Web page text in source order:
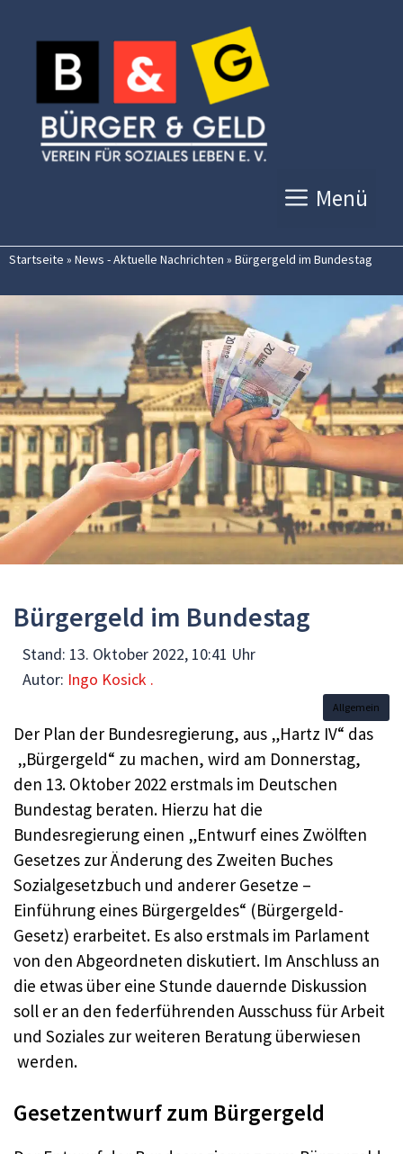
Inhalt
springen
Menü
Startseite » News - Aktuelle Nachrichten » Bürgergeld im Bundestag
Bürgergeld im Bundestag
Stand: 13. Oktober 2022, 10:41 Uhr
Autor: Ingo Kosick .
Allgemein
Der Plan der Bundesregierung, aus „Hartz IV“ das
„Bürgergeld“ zu machen, wird am Donnerstag,
den 13. Oktober 2022 erstmals im Deutschen
Bundestag beraten. Hierzu hat die
Bundesregierung einen „Entwurf eines Zwölften
Gesetzes zur Änderung des Zweiten Buches
Sozialgesetzbuch und anderer Gesetze –
Einführung eines Bürgergeldes“ (Bürgergeld-
Gesetz) erarbeitet. Es also erstmals im Parlament
von den Abgeordneten diskutiert. Im Anschluss an
die etwas über eine Stunde dauernde Diskussion
soll er an den federführenden Ausschuss für Arbeit
und Soziales zur weiteren Beratung überwiesen
werden.
Gesetzentwurf zum Bürgergeld